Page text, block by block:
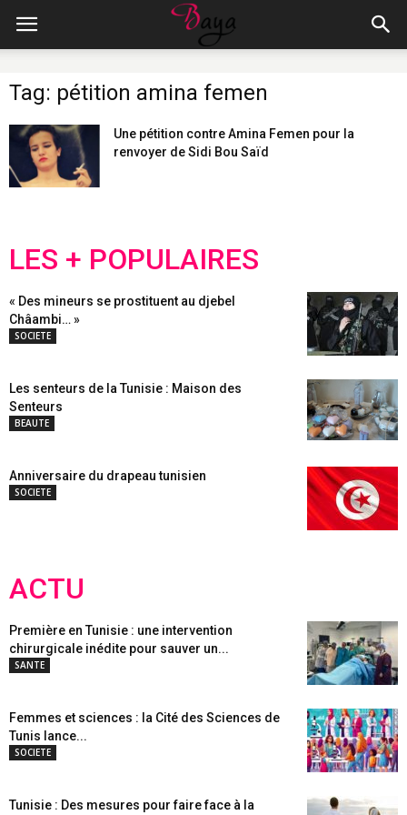
Tag: pétition amina femen
Une pétition contre Amina Femen pour la
renvoyer de Sidi Bou Saïd
LES + POPULAIRES
« Des mineurs se prostituent au djebel
Châambi… »
SOCIETE
Les senteurs de la Tunisie : Maison des
Senteurs
BEAUTE
Anniversaire du drapeau tunisien
SOCIETE
ACTU
Première en Tunisie : une intervention
chirurgicale inédite pour sauver un...
SANTE
Femmes et sciences : la Cité des Sciences de
Tunis lance...
SOCIETE
Tunisie : Des mesures pour faire face à la